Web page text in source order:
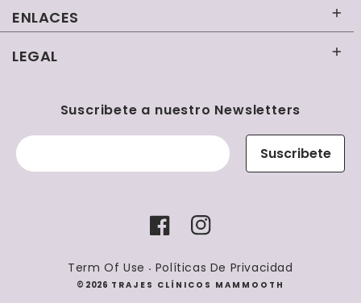
ENLACES
Inicio
Uniformes Clínicos Mujer
Uniformes Clínicos Hombre
Política de reembolso
LEGAL
Términos y condiciones
Políticas de reembolso
Políticas de envío
Políticas de privacidad
Suscribete a nuestro Newsletters
Suscribete
FacebookInstagram
Formas
de
© 2026 TRAJES CLÍNICOS MAMMOOTH
Term Of Use · Políticas De Privacidad